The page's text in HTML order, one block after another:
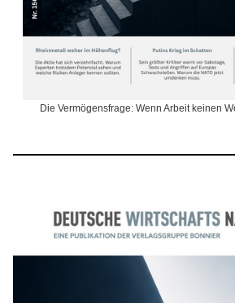
Die Vermögensfrage: Wenn Arbeit keinen